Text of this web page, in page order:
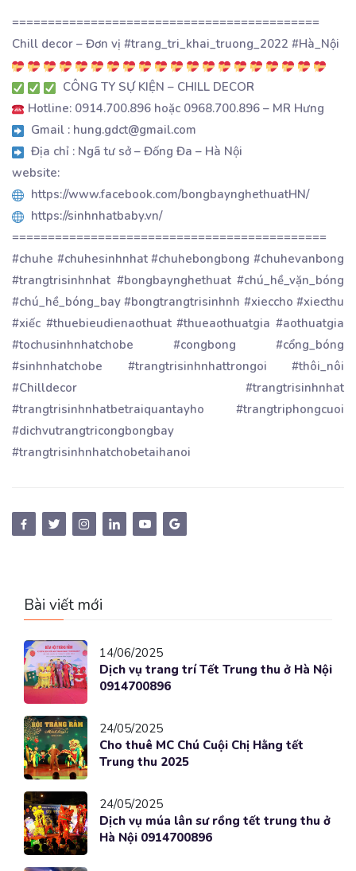
===========================================
Chill decor – Đơn vị #trang_tri_khai_truong_2022 #Hà_Nội
CÔNG TY SỰ KIỆN – CHILL DECOR
Hotline: 0914.700.896 hoặc 0968.700.896 – MR Hưng
Gmail : hung.gdct@gmail.com
Địa chỉ : Ngã tư sở – Đống Đa – Hà Nội
website:
https://www.facebook.com/bongbaynghethuatHN/
https://sinhnhatbaby.vn/
============================================
#chuhe #chuhesinhnhat #chuhebongbong #chuhevanbong
#trangtrisinhnhat #bongbaynghethuat #chú_hề_vặn_bóng
#chú_hề_bóng_bay #bongtrangtrisinhnh #xieccho #xiecthu
#xiếc #thuebieudienaothuat #thueaothuatgia #aothuatgia
#tochusinhnhatchobe #congbong #cổng_bóng
#sinhnhatchobe #trangtrisinhnhattrongoi #thôi_nôi
#Chilldecor #trangtrisinhnhat
#trangtrisinhnhatbetraiquantayho #trangtriphongcuoi
#dichvutrangtricongbongbay
#trangtrisinhnhatchobetaihanoi
Bài viết mới
14/06/2025
Dịch vụ trang trí Tết Trung thu ở Hà Nội
0914700896
24/05/2025
Cho thuê MC Chú Cuội Chị Hằng tết
Trung thu 2025
24/05/2025
Dịch vụ múa lân sư rồng tết trung thu ở
Hà Nội 0914700896